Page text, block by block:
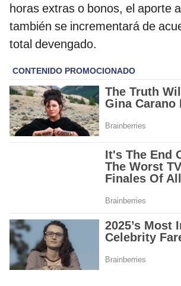
horas extras o bonos, el aporte
también se incrementará de
total devengado.